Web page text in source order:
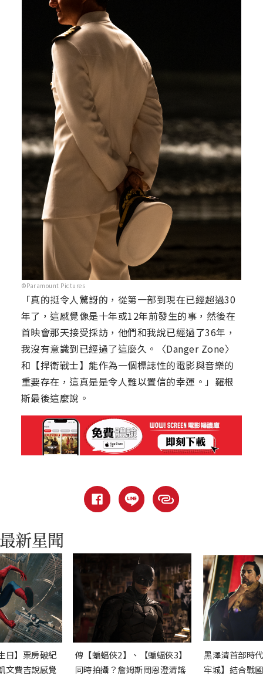
©Paramount Pictures
「真的挺令人驚訝的，從第一部到現在已經超過30
年了，這感覺像是十年或12年前發生的事，然後在
首映會那天接受採訪，他們和我說已經過了36年，
我沒有意識到已經過了這麼久。〈Danger Zone〉
和【捍衛戰士】能作為一個標誌性的電影與音樂的
重要存在，這真是是令人難以置信的幸運。」羅根
斯最後這麼說。
日】票房破紀
文費吉說感覺
傳【蝙蝠俠2】、【蝙蝠俠3】
同時拍攝？詹姆斯岡恩澄清謠
黑澤清首部時
牢城】結合戰